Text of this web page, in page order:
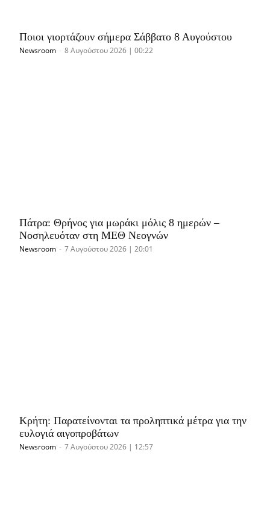
Ποιοι γιορτάζουν σήμερα Σάββατο 8 Αυγούστου
Newsroom - 8 Αυγούστου 2026 | 00:22
Πάτρα: Θρήνος για μωράκι μόλις 8 ημερών –
Νοσηλευόταν στη ΜΕΘ Νεογνών
Newsroom - 7 Αυγούστου 2026 | 20:01
Κρήτη: Παρατείνονται τα προληπτικά μέτρα για την
ευλογιά αιγοπροβάτων
Newsroom - 7 Αυγούστου 2026 | 12:57